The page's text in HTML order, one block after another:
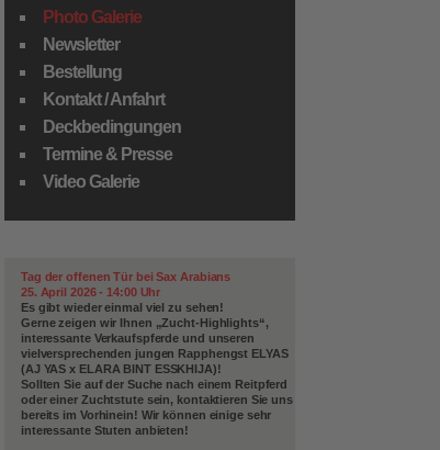
Photo Galerie
Newsletter
Bestellung
Kontakt / Anfahrt
Deckbedingungen
Termine & Presse
Video Galerie
Tag der offenen Tür bei Sax Arabians
25. April 2026 - 14:00 Uhr
Es gibt wieder einmal viel zu sehen!
Gerne zeigen wir Ihnen „Zucht-Highlights“,
interessante Verkaufspferde und unseren
vielversprechenden jungen Rapphengst ELYAS
(AJ YAS x ELARA BINT ESSKHIJA)!
Sollten Sie auf der Suche nach einem Reitpferd
oder einer Zuchtstute sein, kontaktieren Sie uns
bereits im Vorhinein! Wir können einige sehr
interessante Stuten anbieten!